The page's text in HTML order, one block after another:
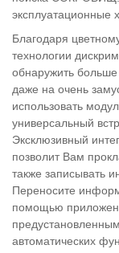
эксплуатационные
Благодаря
технологии
обнаружить больше
даже на очень
использовать
универсальный
Эксклюзивный
позволит Вам
также записывать
Переносите
помощью
автоматических